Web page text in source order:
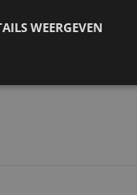
WEERGEVEN